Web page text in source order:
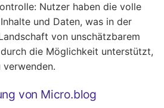
: Nutzer haben die volle
und Daten, was in der
von unschätzbarem
die Möglichkeit unterstützt,
verwenden.
von Micro.blog